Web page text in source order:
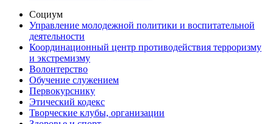
Социум
Управление молодежной политики и воспитательной
деятельности
Координационный центр противодействия терроризму
и экстремизму
Волонтерство
Обучение служением
Первокурснику
Этический кодекс
Творческие клубы, организации